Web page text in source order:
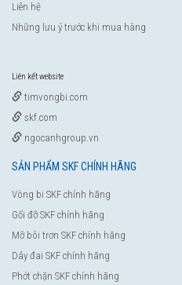
Liên hệ
Những lưu ý trước khi mua hàng
Liên kết website
timvongbi.com
skf.com
ngocanhgroup.vn
SẢN PHẨM SKF CHÍNH HÃNG
Vòng bi SKF chính hãng
Gối đỡ SKF chính hãng
Mỡ bôi trơn SKF chính hãng
Dây đai SKF chính hãng
Phớt chặn SKF chính hãng